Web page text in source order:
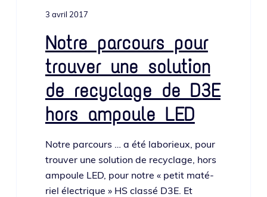
3 avril 2017
Notre parcours pour
trouver une solution
de recyclage de D3E
hors ampoule LED
Notre par­cours … a été labo­rieux, pour
trou­ver une solu­tion de recy­clage, hors
ampoule LED, pour notre « petit maté­
riel élec­trique » HS clas­sé D3E. Et